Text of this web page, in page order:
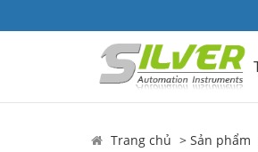
Trang chủ Sản phẩm